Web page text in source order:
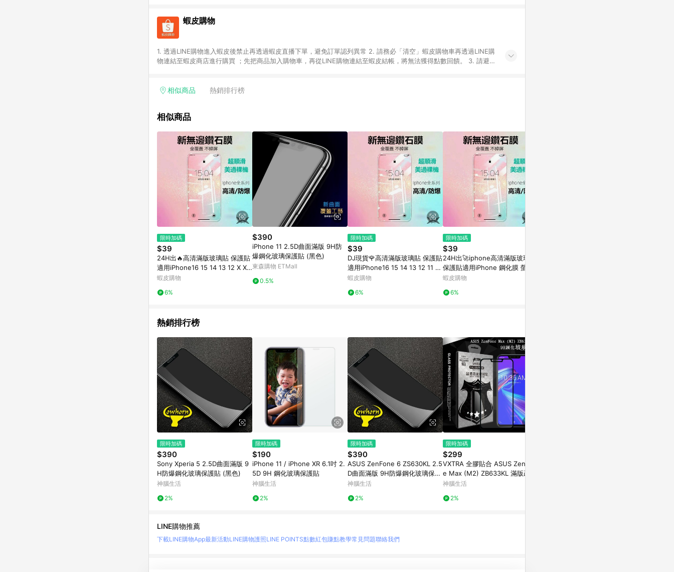
蝦皮購物
1. 透過LINE購物進入蝦皮後禁止再透過蝦皮直播下單，避免訂單認列異常 2. 請務必「清空」蝦皮購物車再透過LINE購
物連結至蝦皮商店進行購買 ；先把商品加入購物車，再從LINE購物連結至蝦皮結帳，將無法獲得點數回饋。 3. 請避免
計算。 6. 用戶需於同一瀏覽器進行交易（若自動跳轉 APP，請在 APP交易）。 7. 若使用不同物流或付款方式，將拆
後續七天內未透過其他媒體來源導入蝦皮官網，則七天內於該蝦皮帳號下訂的首筆訂單會被蝦皮認列為該LINE用戶導
知，亦可能無法收到點數，再請留意。 13. 請注意以下行為將可能導致無法取得 LINE POINTS 點數回饋資格：使用非
指定之途徑及方式完成交易，或經由蝦皮系統判斷點擊路徑不符合回饋資格或規則者。 14. 若有贈點爭議，請務必於訂
單日期+60天以內進行洽詢確認；超過60天(含)以上進行申訴，恕無法贈點回饋。需檢附蝦皮訂單完成、LINE購物訂
單記錄，如於LINE購物訂單紀錄已呈現：「非本次前往蝦皮商店之品項，不符合回饋資格」，則不受理此案件。 [注意
事項] 1.如導購途中用戶由網頁版(電腦版/手機版網頁)切換為 App 會造成追蹤中斷而無法進行 LINE Points 回饋 2.若
購買過程中關閉蝦皮APP，則需重新透過LINE購物前往蝦皮商城，否則無法進行LINE POINTS 回饋。 3.如用戶先前往
蝦皮商城將商品加入購物車，後續透過LINE購物前往至蝦皮商城將購物車結清，此方案將不列入 LINE Points 回饋 4.
自 2018/10/24 起購買蝦皮拍賣商品，不符合贈點資格 5. 透過LINE購物購買蝦皮站上「蝦皮推廣服務」之商品，不符
合贈點資格 6.若因系統異常無法追蹤訂單，致使消費者無接收到點數回饋，蝦皮保有更改條款與法律追訴之權利 7.
LINE購物商品價格若與蝦皮賣場實際價格有異，以蝦皮賣場價格為準 8. 使用代繳服務不具贈點資格 9. 實際回饋，依
蝦皮系統盼為最終判定標準
相似商品 熱銷排行榜
相似商品
限時加碼
$39
24H出🔥高清滿版玻璃貼 保護貼
適用iPhone16 15 14 13 12 X XR
11 Pro Max SE2
蝦皮購物
6%
$390
iPhone 11 2.5D曲面滿版 9H防
爆鋼化玻璃保護貼 (黑色)
東森購物 ETMall
0.5%
限時加碼
$39
DJ現貨🌹高清滿版玻璃貼 保護貼
適用iPhone16 15 14 13 12 11 Pr
o Max SE2 XR XS
蝦皮購物
6%
限時加碼
$39
24H出🚀iphone高清滿版玻璃貼
保護貼適用iPhone 鋼化膜 螢幕
貼 滿版保護貼 滿版玻璃貼 iphon
蝦皮購物
6%
熱銷排行榜
限時加碼
$390
Sony Xperia 5 2.5D曲面滿版 9
H防爆鋼化玻璃保護貼 (黑色)
神腦生活
2%
限時加碼
$190
iPhone 11 / iPhone XR 6.1吋 2.
5D 9H 鋼化玻璃保護貼
神腦生活
2%
限時加碼
$390
ASUS ZenFone 6 ZS630KL 2.5
D曲面滿版 9H防爆鋼化玻璃保護
貼 (黑色)
神腦生活
2%
限時加碼
$299
VXTRA 全膠貼合 ASUS ZenFon
e Max (M2) ZB633KL 滿版疏水
疏油9H鋼化頂級玻璃膜(黑)
神腦生活
2%
LINE購物推薦
下載LINE購物App最新活動LINE購物護照LINE POINTS點數紅包賺點教學常見問題聯絡我們